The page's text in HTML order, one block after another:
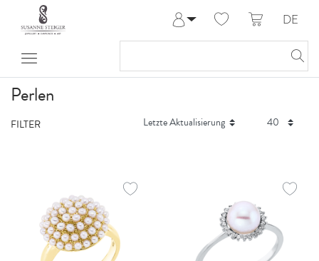
Anmelden
Meine Bestellungen
DE
Perlen
FILTER